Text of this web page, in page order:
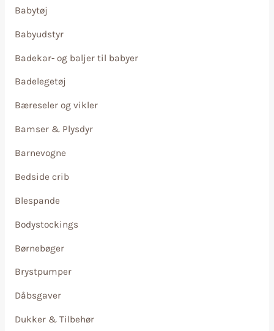
Babytøj
Babyudstyr
Badekar- og baljer til babyer
Badelegetøj
Bæreseler og vikler
Bamser & Plysdyr
Barnevogne
Bedside crib
Blespande
Bodystockings
Børnebøger
Brystpumper
Dåbsgaver
Dukker & Tilbehør